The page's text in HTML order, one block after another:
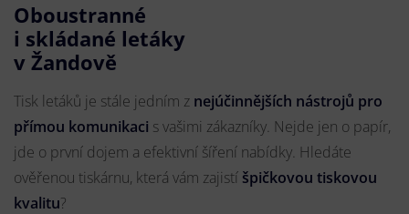
Oboustranné
i skládané letáky
v Žandově
Tisk letáků je stále jedním z nejúčinnějších nástrojů pro
přímou komunikaci s vašimi zákazníky. Nejde jen o papír,
jde o první dojem a efektivní šíření nabídky. Hledáte
ověřenou tiskárnu, která vám zajistí špičkovou tiskovou
kvalitu?